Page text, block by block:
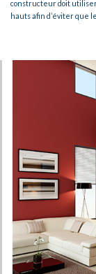
constructeur doit utiliser
hauts afin d’éviter que